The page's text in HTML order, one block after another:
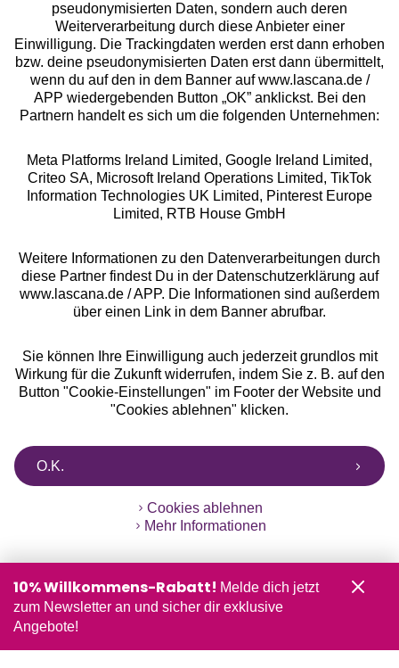
Über uns
Rechtliches
Alle Preise inkl. MwSt., zzgl.
Versandkosten
** Bonität vorausgesetzt, berechtigt zur Bonitätsprüfung
pseudonymisierten Daten, sondern auch deren
Weiterverarbeitung durch diese Anbieter einer
Einwilligung. Die Trackingdaten werden erst dann erhoben
bzw. deine pseudonymisierten Daten erst dann übermittelt,
wenn du auf den in dem Banner auf www.lascana.de /
APP wiedergebenden Button „OK” anklickst. Bei den
Partnern handelt es sich um die folgenden Unternehmen:
Meta Platforms Ireland Limited, Google Ireland Limited,
Criteo SA, Microsoft Ireland Operations Limited, TikTok
Information Technologies UK Limited, Pinterest Europe
Limited, RTB House GmbH
Weitere Informationen zu den Datenverarbeitungen durch
diese Partner findest Du in der Datenschutzerklärung auf
www.lascana.de / APP. Die Informationen sind außerdem
über einen Link in dem Banner abrufbar.
Sie können Ihre Einwilligung auch jederzeit grundlos mit
Wirkung für die Zukunft widerrufen, indem Sie z. B. auf den
Button "Cookie-Einstellungen" im Footer der Website und
"Cookies ablehnen" klicken.
O.K.
Cookies ablehnen
Mehr Informationen
10% Willkommens-Rabatt! Melde dich jetzt
zum Newsletter an und sicher dir exklusive
Angebote!